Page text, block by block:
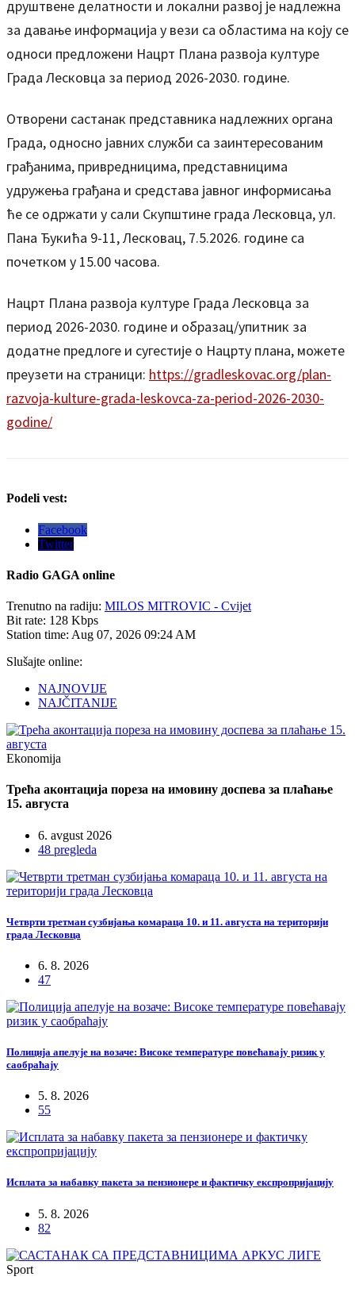
друштвене делатности и локални развој је надлежна
за давање информација у вези са областима на коју се
односи предложени Нацрт Плана развоја културе
Града Лесковца за период 2026-2030. године.
Отворени састанак представника надлежних органа
Града, односно јавних служби са заинтересованим
грађанима, привредницима, представницима
удружења грађана и средстава јавног информисања
ће се одржати у сали Скупштине града Лесковца, ул.
Пана Ђукића 9-11, Лесковац, 7.5.2026. године са
почетком у 15.00 часова.
Нацрт Плана развоја културе Града Лесковца за
период 2026-2030. године и образац/упитник за
додатне предлоге и сугестије о Нацрту плана, можете
преузети на страници: https://gradleskovac.org/plan-
razvoja-kulture-grada-leskovca-za-period-2026-2030-
godine/
Podeli vest:
Facebook
Twitter
Radio GAGA online
Trenutno na radiju: MILOS MITROVIC - Cvijet
Bit rate: 128 Kbps
Station time: Aug 07, 2026 09:24 AM
Slušajte online:
NAJNOVIJE
NAJČITANIJE
Ekonomija
Трећа аконтација пореза на имовину доспева за плаћање
15. августа
6. avgust 2026
48 pregleda
Четврти третман сузбијања комараца 10. и 11. августа на територији
града Лесковца
6. 8. 2026
47
Полиција апелује на возаче: Високе температуре повећавају ризик у
саобраћају
5. 8. 2026
55
Исплата за набавку пакета за пензионере и фактичку експропријацију
5. 8. 2026
82
Sport